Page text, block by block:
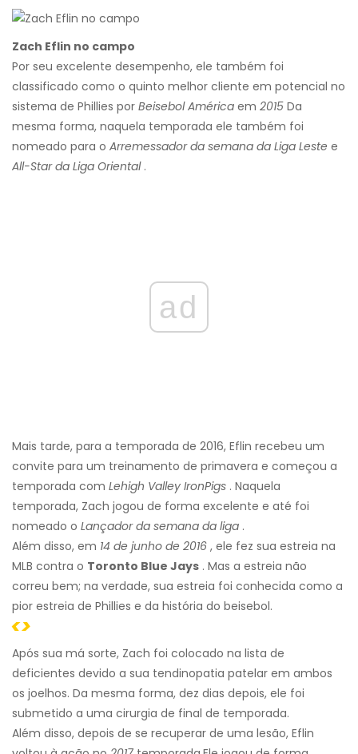
Zach Eflin no campo
Por seu excelente desempenho, ele também foi
classificado como o quinto melhor cliente em potencial no
sistema de Phillies por Beisebol América em 2015 Da
mesma forma, naquela temporada ele também foi
nomeado para o Arremessador da semana da Liga Leste e
All-Star da Liga Oriental .
ad
Mais tarde, para a temporada de 2016, Eflin recebeu um
convite para um treinamento de primavera e começou a
temporada com Lehigh Valley IronPigs . Naquela
temporada, Zach jogou de forma excelente e até foi
nomeado o Lançador da semana da liga .
Além disso, em 14 de junho de 2016 , ele fez sua estreia na
MLB contra o Toronto Blue Jays . Mas a estreia não
correu bem; na verdade, sua estreia foi conhecida como a
pior estreia de Phillies e da história do beisebol.
<>
Após sua má sorte, Zach foi colocado na lista de
deficientes devido a sua tendinopatia patelar em ambos
os joelhos. Da mesma forma, dez dias depois, ele foi
submetido a uma cirurgia de final de temporada.
Além disso, depois de se recuperar de uma lesão, Eflin